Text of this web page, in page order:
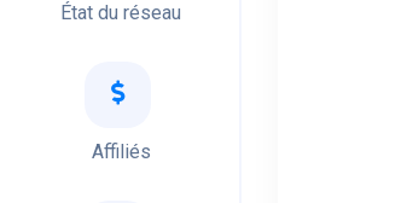
État du réseau
Affiliés